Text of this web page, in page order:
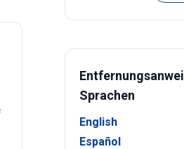
Sprachen
English
Español